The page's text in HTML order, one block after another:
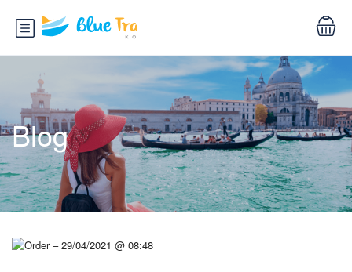
Blog